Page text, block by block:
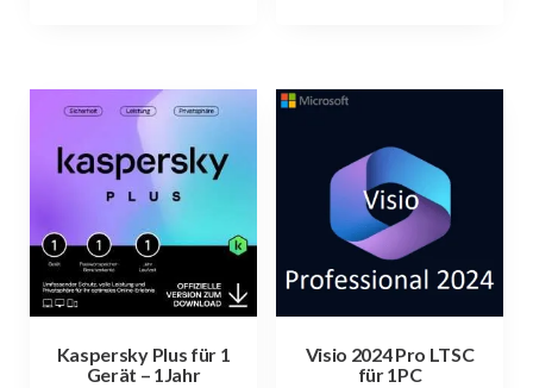
Kaspersky Plus für 1
Gerät – 1Jahr
Visio 2024 Pro LTSC
für 1PC